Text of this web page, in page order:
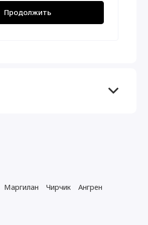
Продолжить
Маргилан Чирчик
Ангрен